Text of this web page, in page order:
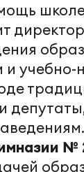
учебно-
№